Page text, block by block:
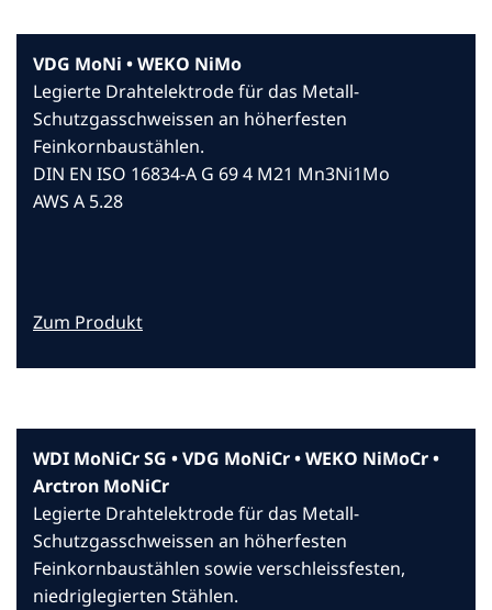
VDG MoNi • WEKO NiMo
Legierte Drahtelektrode für das Metall-
Schutzgasschweissen an höherfesten
Feinkornbaustählen.
DIN EN ISO 16834-A G 69 4 M21 Mn3Ni1Mo
AWS A 5.28
Zum Produkt
WDI MoNiCr SG • VDG MoNiCr • WEKO NiMoCr •
Arctron MoNiCr
Legierte Drahtelektrode für das Metall-
Schutzgasschweissen an höherfesten
Feinkornbaustählen sowie verschleissfesten,
niedriglegierten Stählen.